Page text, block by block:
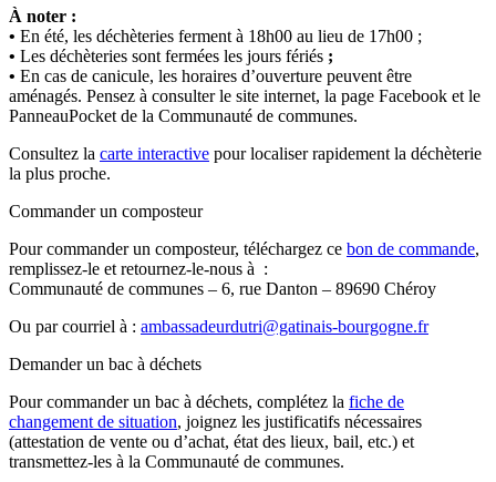
À noter :
• En été, les déchèteries ferment à 18h00 au lieu de 17h00 ;
• Les déchèteries sont fermées les jours fériés ;
• En cas de canicule, les horaires d’ouverture peuvent être
aménagés. Pensez à consulter le site internet, la page Facebook et le
PanneauPocket de la Communauté de communes.
Consultez la carte interactive pour localiser rapidement la déchèterie
la plus proche.
Commander un composteur
Pour commander un composteur, téléchargez ce bon de commande,
remplissez-le et retournez-le-nous à :
Communauté de communes – 6, rue Danton – 89690 Chéroy
Ou par courriel à : ambassadeurdutri@gatinais-bourgogne.fr
Demander un bac à déchets
Pour commander un bac à déchets, complétez la fiche de
changement de situation, joignez les justificatifs nécessaires
(attestation de vente ou d’achat, état des lieux, bail, etc.) et
transmettez-les à la Communauté de communes.